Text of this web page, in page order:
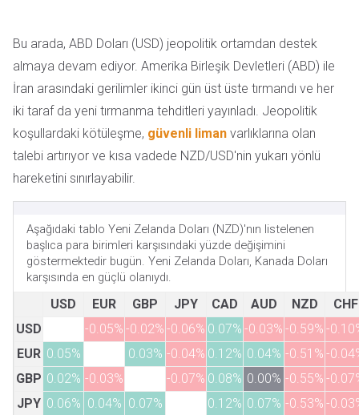
Bu arada, ABD Doları (USD) jeopolitik ortamdan destek
almaya devam ediyor. Amerika Birleşik Devletleri (ABD) ile
İran arasındaki gerilimler ikinci gün üst üste tırmandı ve her
iki taraf da yeni tırmanma tehditleri yayınladı. Jeopolitik
koşullardaki kötüleşme, güvenli liman varlıklarına olan
talebi artırıyor ve kısa vadede NZD/USD'nin yukarı yönlü
hareketini sınırlayabilir.
Aşağıdaki tablo Yeni Zelanda Doları (NZD)'nın listelenen
başlıca para birimleri karşısındaki yüzde değişimini
göstermektedir bugün. Yeni Zelanda Doları, Kanada Doları
karşısında en güçlü olanıydı.
USD EUR GBP JPY CAD AUD NZD
CHF
USD
-0.05% -0.02% -0.06% 0.07% -0.03% -0.59% -
EUR 0.05% 0.03% -0.04% 0.12% 0.04% -0.51% -
GBP 0.02% -0.03% -0.07% 0.08% 0.00% -0.55% -
JPY 0.06% 0.04% 0.07% 0.12% 0.07% -0.53% -